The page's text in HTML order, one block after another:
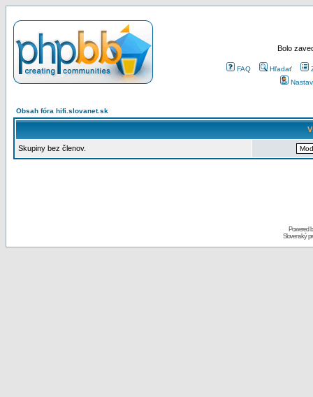
Bolo
FAQ Hľadať
Obsah fóra hifi.slovanet.sk
Skupiny bez členov.
Powered
Slovenský